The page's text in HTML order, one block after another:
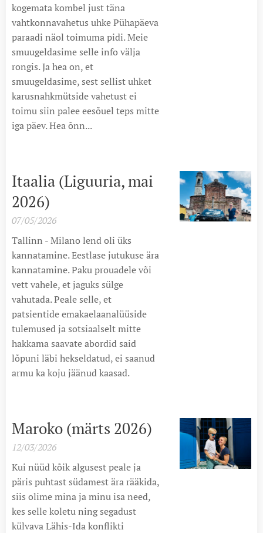
kogemata kombel just täna
vahtkonnavahetus uhke Pühapäeva
paraadi näol toimuma pidi. Meie
smuugeldasime selle info välja
rongis. Ja hea on, et
smuugeldasime, sest sellist uhket
karusnahkmütside vahetust ei
toimu siin palee eesõuel teps mitte
iga päev. Hea õnn...
Itaalia (Liguuria, mai
2026)
07/05/2026
Tallinn - Milano lend oli üks
kannatamine. Eestlase jutukuse ära
kannatamine. Paku prouadele või
vett vahele, et jaguks sülge
vahutada. Peale selle, et
patsientide emakaelaanalüüside
tulemused ja sotsiaalselt mitte
hakkama saavate abordid said
lõpuni läbi hekseldatud, ei saanud
armu ka koju jäänud kaasad.
Maroko (märts 2026)
12/03/2026
Kui nüüd kõik algusest peale ja
päris puhtast südamest ära rääkida,
siis olime mina ja minu isa need,
kes selle koletu ning segadust
külvava Lähis-Ida konflikti